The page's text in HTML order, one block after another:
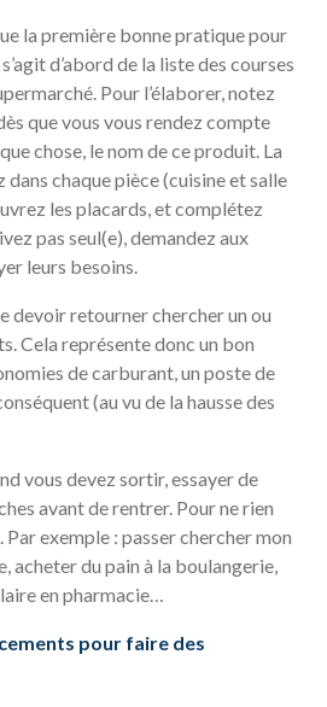
la première bonne pratique pour
d’abord de la liste des courses
Pour l’élaborer, notez
que vous vous rendez compte
chose, le nom de ce produit. La
dans chaque pièce (cuisine et salle
les placards, et complétez
pas seul(e), demandez aux
leurs besoins.
devoir retourner chercher un ou
Cela représente donc un bon
de carburant, un poste de
(au vu de la hausse des
vous devez sortir, essayer de
avant de rentrer. Pour ne rien
exemple : passer chercher mon
acheter du pain à la boulangerie,
en pharmacie…
pour faire des